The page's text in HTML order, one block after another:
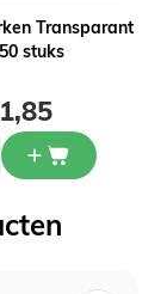
Transparant
stuks
1,85